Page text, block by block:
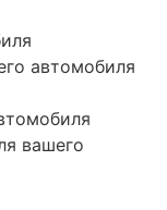
автомобиля
вашего